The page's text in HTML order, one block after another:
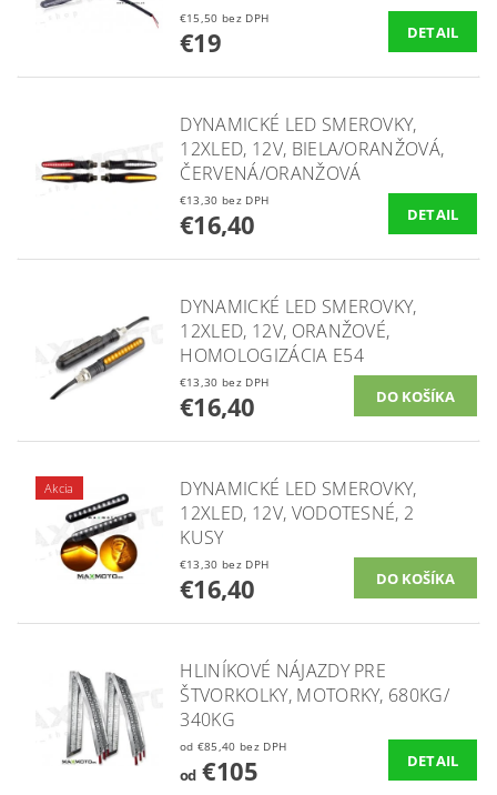
€15,50 bez DPH
€19 DETAIL
DYNAMICKÉ LED SMEROVKY,
12XLED, 12V, BIELA/ORANŽOVÁ,
ČERVENÁ/ORANŽOVÁ
€13,30 bez DPH
€16,40 DETAIL
DYNAMICKÉ LED SMEROVKY,
12XLED, 12V, ORANŽOVÉ,
HOMOLOGIZÁCIA E54
€13,30 bez DPH
€16,40
Akcia
DYNAMICKÉ LED SMEROVKY,
12XLED, 12V, VODOTESNÉ, 2
KUSY
€13,30 bez DPH
€16,40
HLINÍKOVÉ NÁJAZDY PRE
ŠTVORKOLKY, MOTORKY, 680KG/
340KG
od €85,40 bez DPH
od€105 DETAIL